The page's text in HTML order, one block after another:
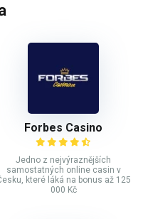
Forbes Casino
Jedno z nejvýraznějších
samostatných online casin v
které láká na bonus až 125
000 Kč